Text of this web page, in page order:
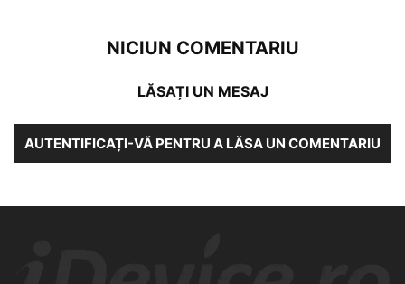
NICIUN COMENTARIU
LĂSAȚI UN MESAJ
AUTENTIFICAȚI-VĂ PENTRU A LĂSA UN COMENTARIU